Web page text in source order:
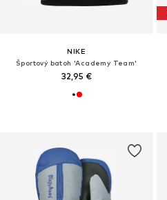
NIKE
Športový batoh 'Academy Team'
32,95 €